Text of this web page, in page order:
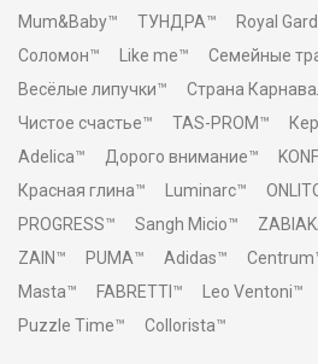
Mum&Baby™
ТУНДРА™ Royal
Соломон™
Like me™
Семейные
Весёлые липучки™
Страна
Чистое счастье™
TAS-PROM™
Adelica™
Дорого внимание™
Красная глина™
Luminarc™
PROGRESS™
Sangh Micio™
ZAIN™
PUMA™ Adidas™
Masta™
FABRETTI™ Leo Ventoni™
Puzzle Time™
Collorista™